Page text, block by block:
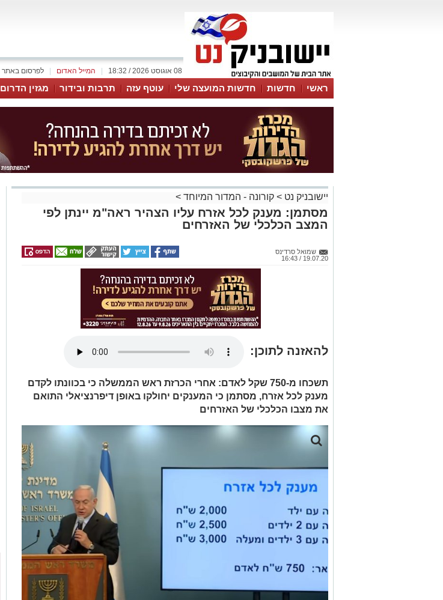
לפרסום באתר המייל האדום 08 אוגוסט 2026 / 18:32
ראשי חדשות חדשות המועצה שלי עוטף עזה תרבות ובידור מגזין הדרום
אינדקס עסקים
לוח טיפים והמלצות
יישובניק נט > קורונה - המדור המיוחד >
מסתמן: מענק לכל אזרח עליו הצהיר ראה"מ יינתן לפי
המצב הכלכלי של האזרחים
שמואל סרדינס
19.07.20 / 16:43
להאזנה לתוכן:
תשכחו מ-750 שקל לאדם: אחרי הכרזת ראש הממשלה כי בכוונתו לקדם
מענק לכל אזרח, מסתמן כי המענקים יחולקו באופן דיפרנציאלי התואם
את מצבו הכלכלי של האזרחים